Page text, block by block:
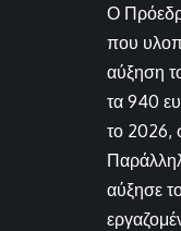
Ο
που
αύξηση
τα 940
το 2026,
αύξησε